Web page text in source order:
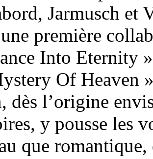
Jarmusch et
première
Into Eternity
Of Heaven
dès l’origine
y pousse les
que